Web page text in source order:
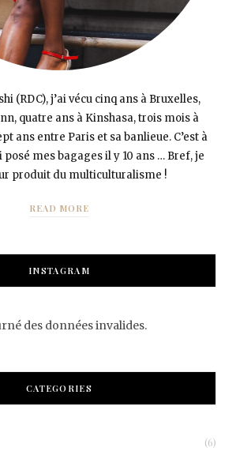
(RDC), j’ai vécu cinq ans à Bruxelles,
quatre ans à Kinshasa, trois mois à
ans entre Paris et sa banlieue. C’est à
posé mes bagages il y 10 ans … Bref, je
produit du multiculturalisme !
READ MORE
INSTAGRAM
des données invalides.
CATEGORIES
(6)